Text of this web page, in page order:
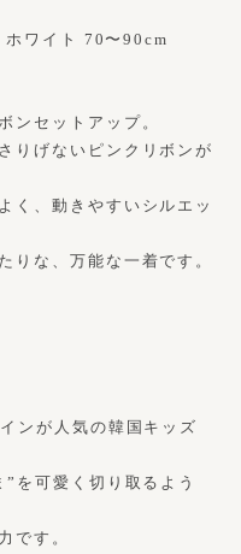
ホワイト 70〜90cm
ンセットアップ。
りげないピンクリボンが
く、動きやすいシルエッ
りな、万能な一着です。
ンが人気の韓国キッズ
を可愛く切り取るよう
です。